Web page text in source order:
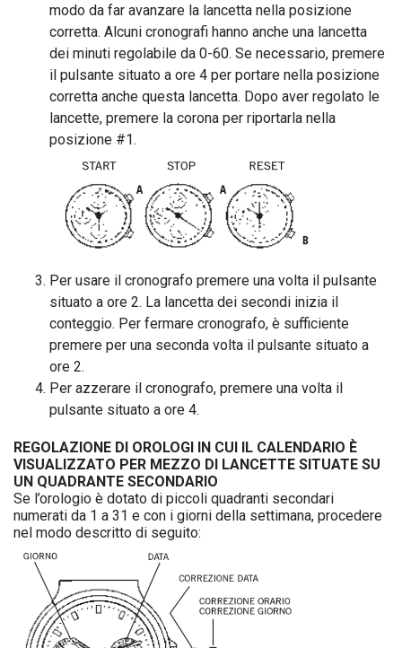
modo da far avanzare la lancetta nella posizione
corretta. Alcuni cronografi hanno anche una lancetta
dei minuti regolabile da 0-60. Se necessario, premere
il pulsante situato a ore 4 per portare nella posizione
corretta anche questa lancetta. Dopo aver regolato le
lancette, premere la corona per riportarla nella
posizione #1.
Per usare il cronografo premere una volta il pulsante
situato a ore 2. La lancetta dei secondi inizia il
conteggio. Per fermare cronografo, è sufficiente
premere per una seconda volta il pulsante situato a
ore 2.
Per azzerare il cronografo, premere una volta il
pulsante situato a ore 4.
REGOLAZIONE DI OROLOGI IN CUI IL CALENDARIO È
VISUALIZZATO PER MEZZO DI LANCETTE SITUATE SU
UN QUADRANTE SECONDARIO
Se l’orologio è dotato di piccoli quadranti secondari
numerati da 1 a 31 e con i giorni della settimana, procedere
nel modo descritto di seguito: